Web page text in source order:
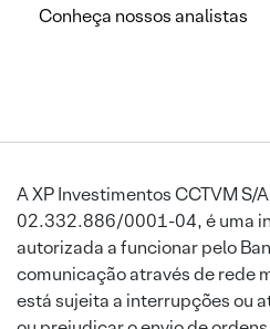
Conheça nossos analistas
A XP Investimentos CCTVM S/
02.332.886/0001-04, é uma
autorizada a funcionar pelo
comunicação através de rede
está sujeita a interrupções ou